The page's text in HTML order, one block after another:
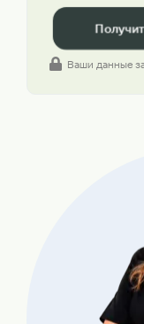
Ваши данные